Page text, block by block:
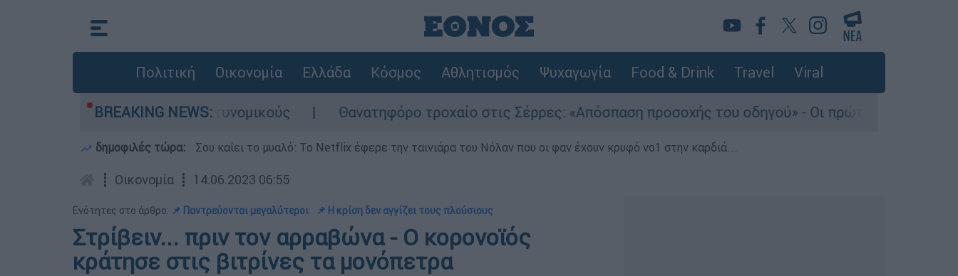
Πολιτική Οικονομία Ελλάδα Κόσμος Αθλητισμός Ψυχαγωγία Food & Drink Travel Viral
BREAKING NEWS:
στους αστυνομικούς Θανατηφόρο τροχαίο στις Σέρρες: «Απόσπαση προσοχής του οδηγού» - Οι πρώτες εκτιμήσεις
δημοφιλές τώρα: Σου καίει το μυαλό: Το Netflix έφερε την ταινιάρα του Νόλαν που οι φαν έχουν κρυφό νο1 στην καρδιά...
┋ Οικονομία ┋ 14.06.2023 06:55
Ενότητες στο άρθρο: 📌 Παντρεύονται μεγαλύτεροι 📌 Η κρίση δεν αγγίζει τους πλούσιους
Στρίβειν... πριν τον αρραβώνα - Ο κορονοϊός
κράτησε στις βιτρίνες τα μονόπετρα